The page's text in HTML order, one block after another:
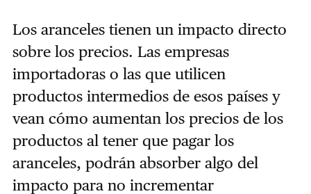
Los aranceles tienen un impacto directo
sobre los precios. Las empresas
importadoras o las que utilicen
productos intermedios de esos países y
vean cómo aumentan los precios de los
productos al tener que pagar los
aranceles, podrán absorber algo del
impacto para no incrementar